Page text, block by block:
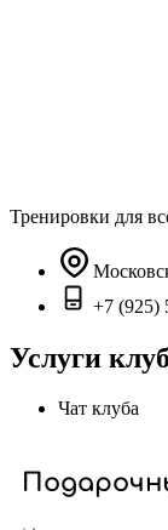
Тренировки для
+7 (925)
Услуги
Чат клуба